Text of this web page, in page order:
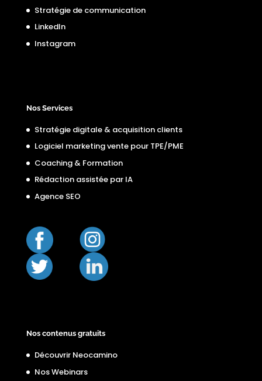
Stratégie de communication
LinkedIn
Instagram
Nos Services
Stratégie digitale & acquisition clients
Logiciel marketing vente pour TPE/PME
Coaching & Formation
Rédaction assistée par IA
Agence SEO
Nos contenus gratuits
Découvrir Neocamino
Nos Webinars